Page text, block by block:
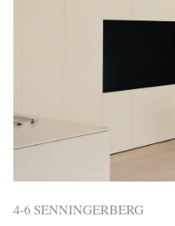
4-6 SENNINGERBERG